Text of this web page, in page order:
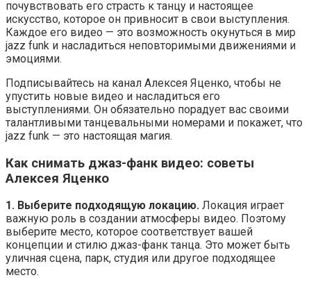
почувствовать его страсть к танцу и настоящее
искусство, которое он привносит в свои выступления.
Каждое его видео — это возможность окунуться в мир
jazz funk и насладиться неповторимыми движениями и
эмоциями.
Подписывайтесь на канал Алексея Яценко, чтобы не
упустить новые видео и насладиться его
выступлениями. Он обязательно порадует вас своими
талантливыми танцевальными номерами и покажет, что
jazz funk — это настоящая магия.
Как снимать джаз-фанк видео: советы
Алексея Яценко
1. Выберите подходящую локацию. Локация играет
важную роль в создании атмосферы видео. Поэтому
выберите место, которое соответствует вашей
концепции и стилю джаз-фанк танца. Это может быть
уличная сцена, парк, студия или другое подходящее
место.